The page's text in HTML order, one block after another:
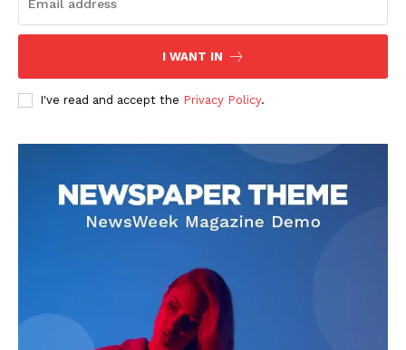
AIN NEWS 1
Contact Us
I WANT IN
I've read and accept the Privacy Policy.